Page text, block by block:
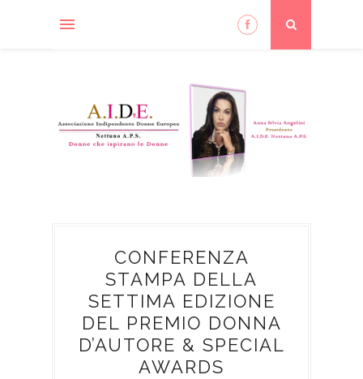
CONFERENZA
STAMPA DELLA
SETTIMA EDIZIONE
DEL PREMIO DONNA
D’AUTORE & SPECIAL
AWARDS